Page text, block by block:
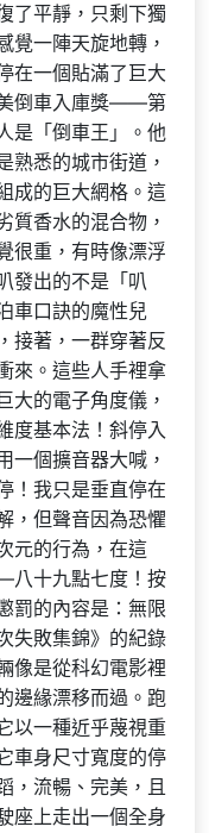
了平靜，只剩下獨
覺一陣天旋地轉，
在一個貼滿了巨大
倒車入庫獎——第
是「倒車王」。他
熟悉的城市街道，
成的巨大網格。這
質香水的混合物，
很重，有時像漂浮
發出的不是「叭
車口訣的魔性兒
接著，一群穿著反
來。這些人手裡拿
大的電子角度儀，
度基本法！斜停入
一個擴音器大喊，
！我只是垂直停在
，但聲音因為恐懼
元的行為，在這
八十九點七度！按
罰的內容是：無限
失敗集錦》的紀錄
像是從科幻電影裡
邊緣漂移而過。跑
以一種近乎蔑視重
車身尺寸寬度的停
，流暢、完美，且
座上走出一個全身